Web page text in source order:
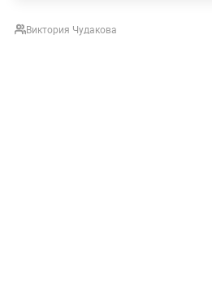
Виктория Чудакова